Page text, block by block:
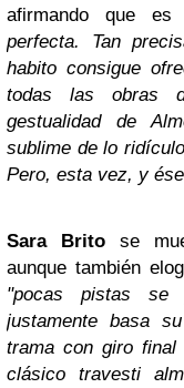
afirmando que es
perfecta. Tan
habito consigue
todas las obras
gestualidad de
sublime de lo
Pero, esta vez, y
Sara Brito se
aunque también
"pocas pistas se
justamente basa
trama con giro
clásico travesti